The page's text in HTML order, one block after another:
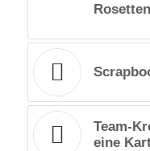
Team-
eine